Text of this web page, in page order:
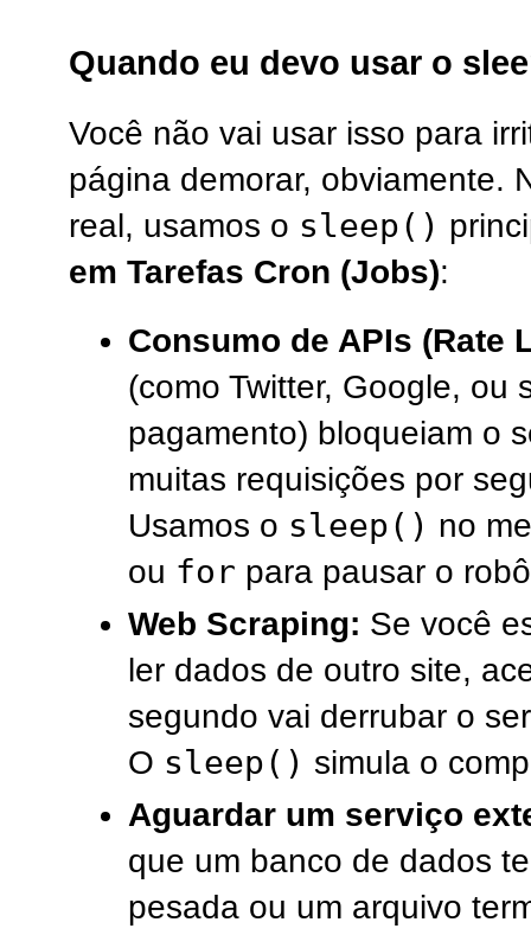
Quando eu devo usar o
Você não vai usar isso para
página demorar, obviamente.
real, usamos o sleep()
em Tarefas Cron (Jobs):
Consumo de APIs (Rate
(como Twitter, Google, ou
pagamento) bloqueiam o
muitas requisições por
Usamos o sleep() no
ou for para pausar o
Web Scraping: Se você
ler dados de outro site,
segundo vai derrubar o
O sleep() simula o
Aguardar um serviço
que um banco de dados
pesada ou um arquivo